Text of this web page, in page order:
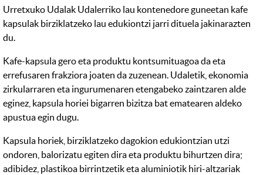
Urretxuko Udalak Udalerriko lau kontenedore guneetan kafe
kapsulak birziklatzeko lau edukiontzi jarri dituela jakinarazten
du.
Kafe-kapsula gero eta produktu kontsumituagoa da eta
errefusaren frakziora joaten da zuzenean. Udaletik, ekonomia
zirkularraren eta ingurumenaren etengabeko zaintzaren alde
eginez, kapsula horiei bigarren bizitza bat ematearen aldeko
apustua egin dugu.
Kapsula horiek, birziklatzeko dagokion edukiontzian utzi
ondoren, balorizatu egiten dira eta produktu bihurtzen dira;
adibidez, plastikoa birrintzetik eta aluminiotik hiri-altzariak